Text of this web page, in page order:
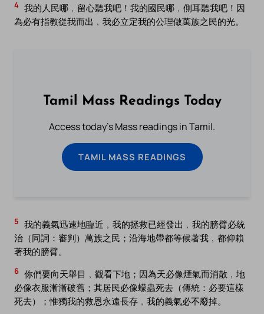
4 我的人民哪﹐留心聽我吧！我的國民哪﹐側耳聽我吧！因
為必有指教從我而出﹐我必立定我的公理做萬族之民的光。
Tamil Mass Readings Today
Access today's Mass readings in Tamil.
TAMIL MASS READINGS
5 我的義氣迅速地臨近﹐我的拯救已經發出﹐我的膀臂必統
治（同詞：審判）萬族之民；沿海地帶都等候著我﹐都仰賴
著我的膀臂。
6 你們要向天舉目﹐觀看下地；因為天必像煙氣而消散﹐地
必像衣服漸漸破舊；其居民必像蠓蟲死去（傳統：必要這樣
死去）；惟獨我的救恩永遠長存﹐我的義氣必不廢掉。